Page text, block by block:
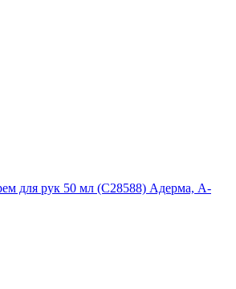
для рук 50 мл (C28588) Адерма, А-